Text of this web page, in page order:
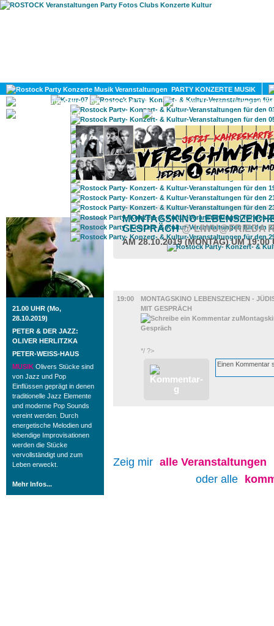
PARTY KONZERTE MUSIK
KULTUR
GAY
ROSTOCK TAGESTIPP
21.00 UHR (Mo,
28.10.2019)
PETER & DER JAZZ:
OLIVER HERLITZKA
PETER-WEISS-HAUS
MUSIK Olivers Stücke sind
von Jazz und Pop
Einflüssen geprägt in denen
traditionelle Jazz Elemente
und moderne Pop Sounds
vereint werden. Durch
energetische Melodien und
lebendige Improvisationen
werden die Stücke
vervollständigt und zum
Leben erweckt.
Mehr Infos...
MONTAGSKINO
GESPRÄCH@ LIWU@FRIEDA
AM 28.10.2019 (MONTAG) UM 19:00
19:00
MONTAGSKINO LEBENSZEICHEN -
MIT GESPRÄCH
*/ ?>
Zeig mir alle Veranstaltungen
oder alle